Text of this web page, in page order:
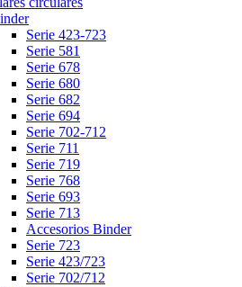
Serie 423-723
Serie 581
Serie 678
Serie 680
Serie 682
Serie 694
Serie 702-712
Serie 711
Serie 719
Serie 768
Serie 693
Serie 713
Accesorios Binder
Serie 723
Serie 423/723
Serie 702/712